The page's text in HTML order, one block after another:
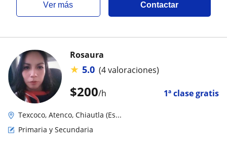
ver más Contactar
$200/h 1ª clase gratis
Rosaura
★ 5.0 (4 valoraciones)
Texcoco, Atenco, Chiautla (Es...
Primaria y Secundaria